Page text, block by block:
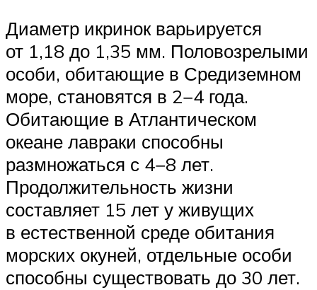
Диаметр икринок варьируется
от 1,18 до 1,35 мм. Половозрелыми
особи, обитающие в Средиземном
море, становятся в 2−4 года.
Обитающие в Атлантическом
океане лавраки способны
размножаться с 4−8 лет.
Продолжительность жизни
составляет 15 лет у живущих
в естественной среде обитания
морских окуней, отдельные особи
способны существовать до 30 лет.